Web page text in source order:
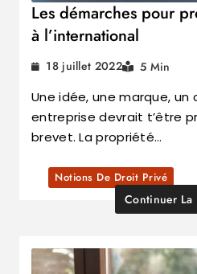
Les démarches pour
à l’international
18 juillet 2022 5 Min
Une idée, une marque,
entreprise devrait t’être
brevet. La propriété…
Notions De Droit Privé
Continuer La